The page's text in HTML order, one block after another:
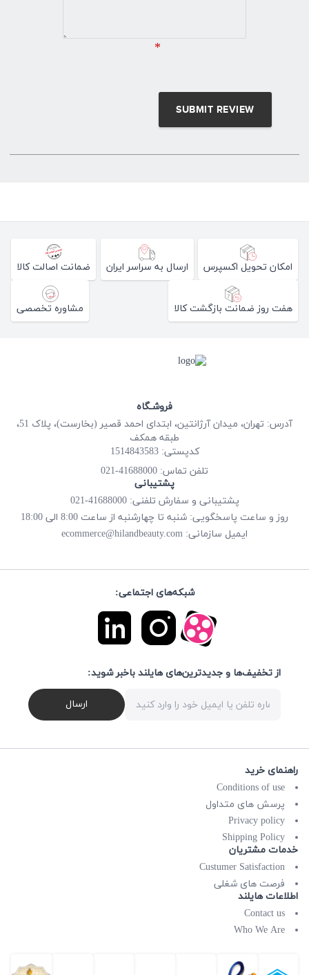
*
امکان تحویل اکسپرس ارسال به سراسر ایران ضمانت اصالت کالا
هفت روز ضمانت بازگشت کالا مشاوره تخصصی
فروشـگاه
آدرس: تهران، میدان آرژانتین، ابتدای احمد قصیر (بخارست)، پلاک 51،
طبقه همکف
کدپستی: 1514843583
تلفن تماس: 41688000-021
پشتیبانی
پشتیبانی و سفارش تلفنی: 41688000-021
روز و ساعت پاسخگویی: شنبه تا چهارشنبه از ساعت 8:00 الی 18:00
ایمیل سازمانی: ecommerce@hilandbeauty.com
شبکه‌های اجتماعی:
از تخفیف‌ها و جدیدترین‌های هایلند باخبر شوید:
ارسال
راهنمای خرید
Conditions of use
پرسش های متداول
Privacy policy
Shipping Policy
خدمات مشتریان
Custumer Satisfaction
فرصت های شغلی
اطلاعات هایلند
Contact us
Who We Are